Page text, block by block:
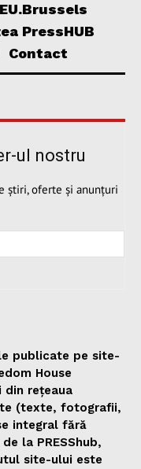
PressHUB
Contact
ul nostru
știri, oferte și anunțuri
publicate pe site-
House
din rețeaua
(texte, fotografii,
integral fără
la PRESShub,
site-ului este